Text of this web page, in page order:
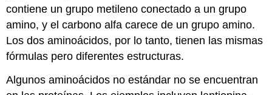
contiene un grupo metileno conectado a un grupo
amino, y el carbono alfa carece de un grupo amino.
Los dos aminoácidos, por lo tanto, tienen las mismas
fórmulas pero diferentes estructuras.
Algunos aminoácidos no estándar no se encuentran